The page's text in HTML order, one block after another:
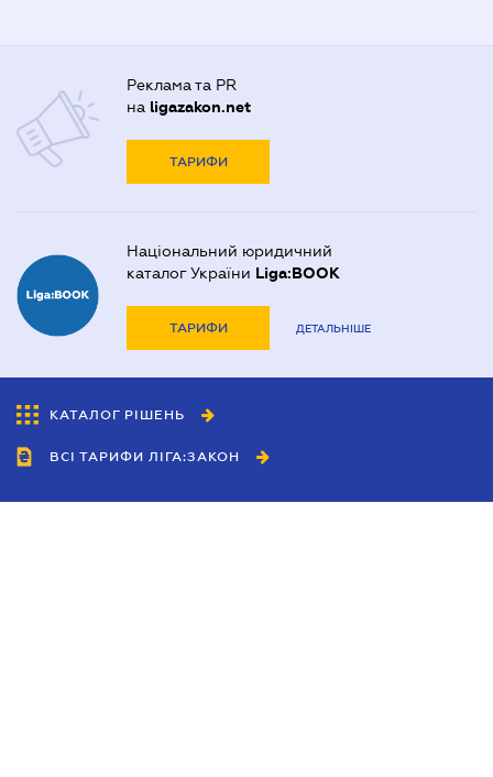
Реклама та PR
на ligazakon.net
ТАРИФИ
Національний юридичний
каталог України Liga:BOOK
ТАРИФИ ДЕТАЛЬНІШЕ
КАТАЛОГ РІШЕНЬ
ВСІ ТАРИФИ ЛІГА:ЗАКОН